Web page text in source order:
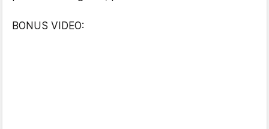
BONUS VIDEO: